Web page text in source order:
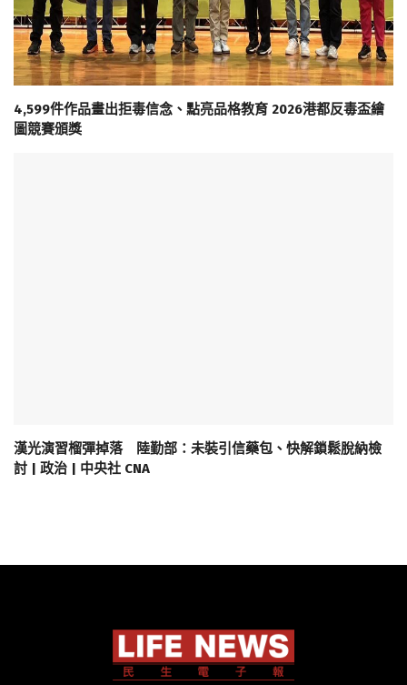
4,599件作品畫出拒毒信念、點亮品格教育 2026港都反毒盃繪
圖競賽頒獎
漢光演習榴彈掉落 陸勤部：未裝引信藥包、快解鎖鬆脫納檢
討 | 政治 | 中央社 CNA